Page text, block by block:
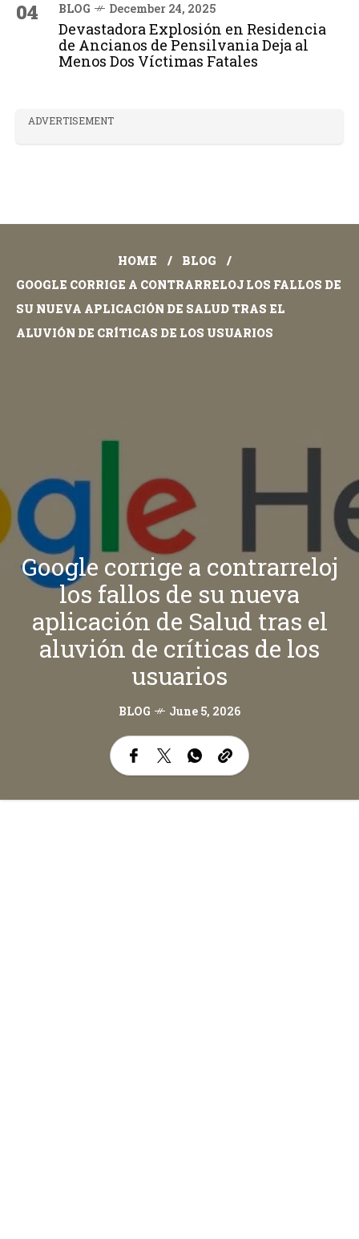
04 BLOG December 24, 2025
Devastadora Explosión en Residencia
de Ancianos de Pensilvania Deja al
Menos Dos Víctimas Fatales
ADVERTISEMENT
HOME
BLOG
GOOGLE CORRIGE A CONTRARRELOJ LOS FALLOS DE
SU NUEVA APLICACIÓN DE SALUD TRAS EL
ALUVIÓN DE CRÍTICAS DE LOS USUARIOS
Google corrige a contrarreloj
los fallos de su nueva
aplicación de Salud tras el
aluvión de críticas de los
usuarios
BLOG June 5, 2026